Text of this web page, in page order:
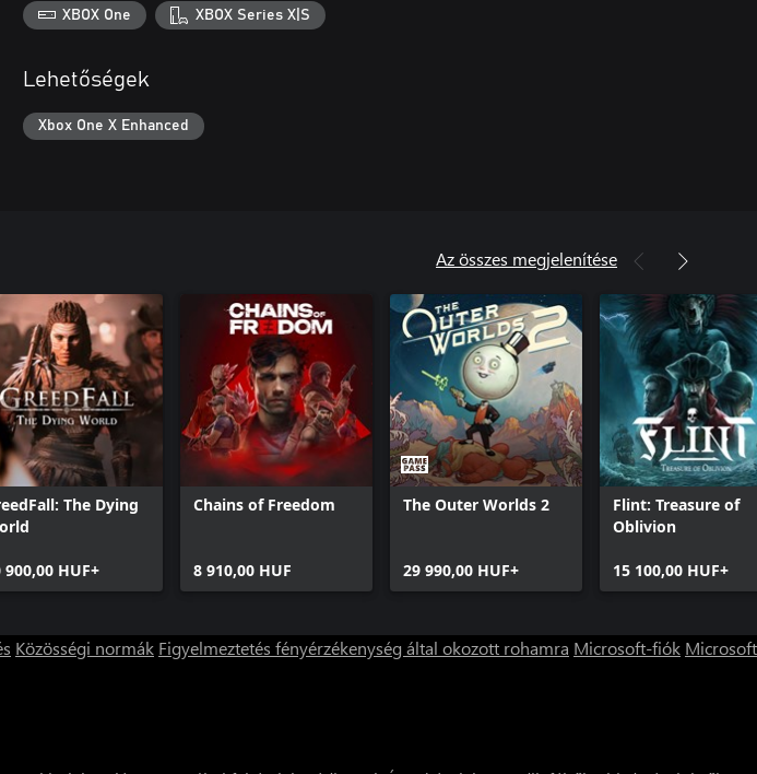
XBOX One XBOX Series X|S
Lehetőségek
Xbox One X Enhanced
Az összes megjelenítése
The Dying
900,00 HUF+
Chains of Freedom
8 910,00 HUF
The Outer Worlds 2
29 990,00 HUF+
Flint: Treasure of
Oblivion
15 100,00 HUF+
Közösségi normák Figyelmeztetés fényérzékenység által okozott rohamra Microsoft-fiók Microsoft